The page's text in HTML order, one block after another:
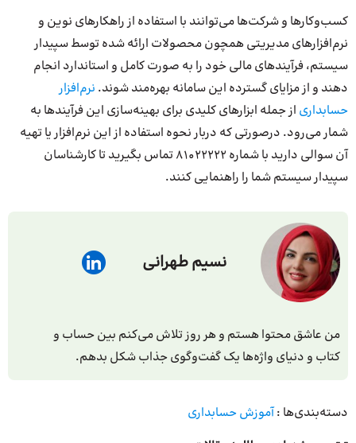
کسب‌وکارها و شرکت‌ها می‌توانند با استفاده از راهکارهای نوین و
نرم‌افزارهای مدیریتی همچون محصولات ارائه شده توسط سپیدار
سیستم، فرآیندهای مالی خود را به صورت کامل و استاندارد انجام
دهند و از مزایای گسترده این سامانه بهره‌مند شوند. نرم‌افزار
حسابداری از جمله ابزارهای کلیدی برای بهینه‌سازی این فرآیندها به
شمار می‌رود. در‌صورتی که دربار نحوه استفاده از این نرم‌افزار یا تهیه
آن سوالی دارید با شماره ۸۱۰۲۲۲۲۲ تماس بگیرید تا کارشناسان
سپیدار سیستم شما را راهنمایی کنند.
نسیم طهرانی
من عاشق محتوا هستم و هر روز تلاش می‌کنم بین حساب و
کتاب و دنیای واژه‌ها یک گفت‌وگوی جذاب شکل بدهم.
دسته‌بندی‌ها :آموزش حسابداری